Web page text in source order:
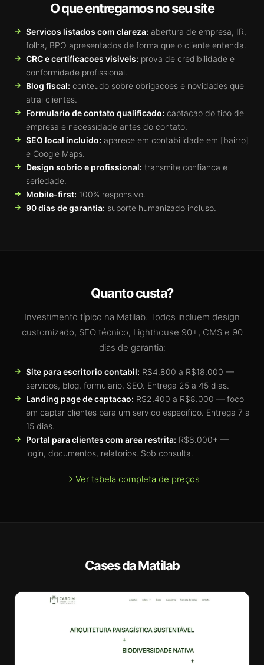
O que entregamos no seu site
Servicos listados com clareza: abertura de empresa, IR,
folha, BPO apresentados de forma que o cliente entenda.
CRC e certificacoes visiveis: prova de credibilidade e
conformidade profissional.
Blog fiscal: conteudo sobre obrigacoes e novidades que
atrai clientes.
Formulario de contato qualificado: captacao do tipo de
empresa e necessidade antes do contato.
SEO local incluido: aparece em contabilidade em [bairro]
e Google Maps.
Design sobrio e profissional: transmite confianca e
seriedade.
Mobile-first: 100% responsivo.
90 dias de garantia: suporte humanizado incluso.
Quanto custa?
Investimento típico na Matilab. Todos incluem design
customizado, SEO técnico, Lighthouse 90+, CMS e 90
dias de garantia:
Site para escritorio contabil: R$4.800 a R$18.000 —
servicos, blog, formulario, SEO. Entrega 25 a 45 dias.
Landing page de captacao: R$2.400 a R$8.000 — foco
em captar clientes para um servico especifico. Entrega 7 a
15 dias.
Portal para clientes com area restrita: R$8.000+ —
login, documentos, relatorios. Sob consulta.
→ Ver tabela completa de preços
Cases da Matilab